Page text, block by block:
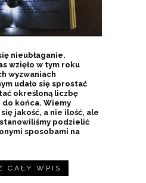
nieubłaganie.
wzięło w tym roku
wyzwaniach
udało się sprostać
określoną liczbę
do końca. Wiemy
jakość, a nie ilość, ale
podzielić
sposobami na
CAŁY WPIS